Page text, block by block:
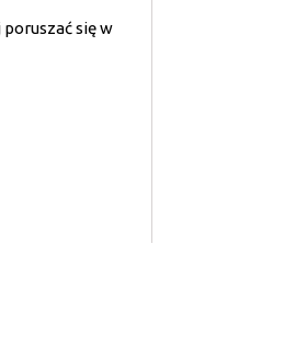
się w